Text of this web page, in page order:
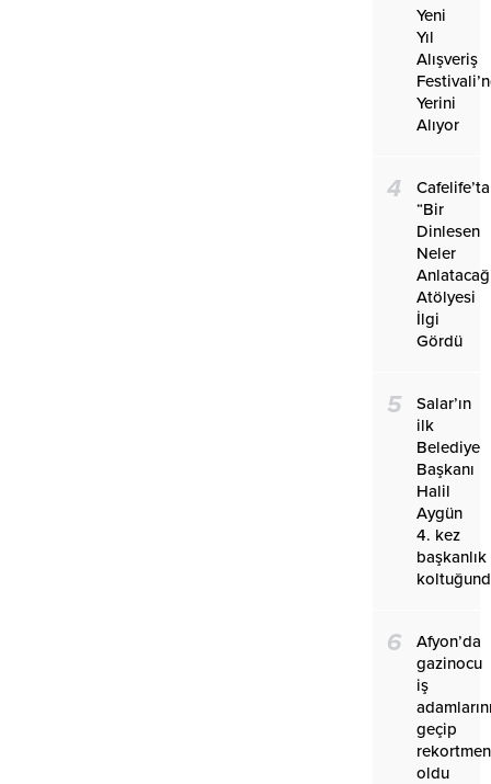
Yeni
Yıl
Alışveriş
Yerini
Alıyor
4
Cafelife’ta
“Bir
Dinlesen
Neler
Atölyesi
İlgi
Gördü
5
Salar’ın
ilk
Belediye
Başkanı
Halil
Aygün
4. kez
başkanlık
6
Afyon’da
gazinocu
iş
geçip
rekortmen
oldu